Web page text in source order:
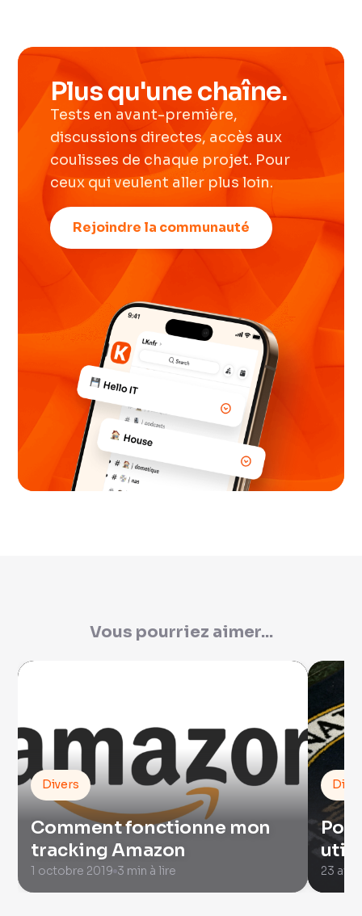
Plus qu'une chaîne.
Tests en avant-première,
discussions directes, accès aux
coulisses de chaque projet. Pour
ceux qui veulent aller plus loin.
Rejoindre la communauté
Vous pourriez aimer...
Divers
Comment fonctionne mon
tracking Amazon
1 octobre 2019 3 min à lire 23